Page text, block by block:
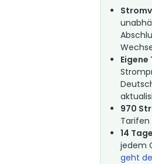
970
Tarifen
14
jedem
geht